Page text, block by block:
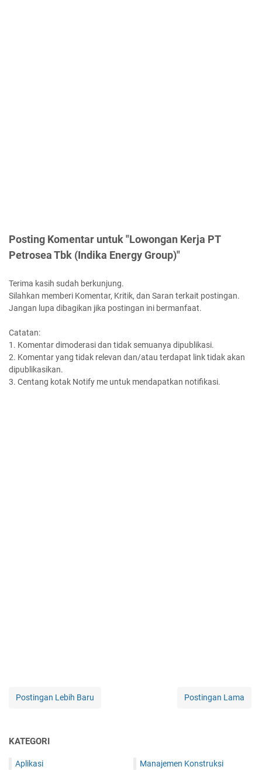
Posting Komentar untuk "Lowongan Kerja PT
Petrosea Tbk (Indika Energy Group)"
Terima kasih sudah berkunjung.
Silahkan memberi Komentar, Kritik, dan Saran terkait postingan.
Jangan lupa dibagikan jika postingan ini bermanfaat.
Catatan:
1. Komentar dimoderasi dan tidak semuanya dipublikasi.
2. Komentar yang tidak relevan dan/atau terdapat link tidak akan
dipublikasikan.
3. Centang kotak Notify me untuk mendapatkan notifikasi.
Postingan Lebih Baru Postingan Lama
KATEGORI
Aplikasi
Manajemen Konstruksi